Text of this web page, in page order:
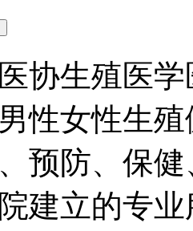
协生殖医
性女性生
预防、保
建立的专